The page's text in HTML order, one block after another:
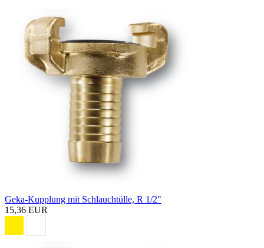
Geka-Kupplung mit Schlauchtülle, R 1/2"
15,36 EUR